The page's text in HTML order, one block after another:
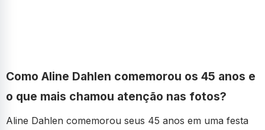
Como Aline Dahlen comemorou os 45 anos e
o que mais chamou atenção nas fotos?
Aline Dahlen comemorou seus 45 anos em uma festa